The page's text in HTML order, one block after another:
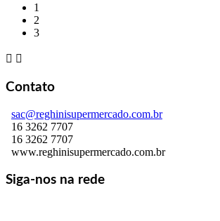
1
2
3
 
Contato
sac@reghinisupermercado.com.br
16 3262 7707
16 3262 7707
www.reghinisupermercado.com.br
Siga-nos na rede